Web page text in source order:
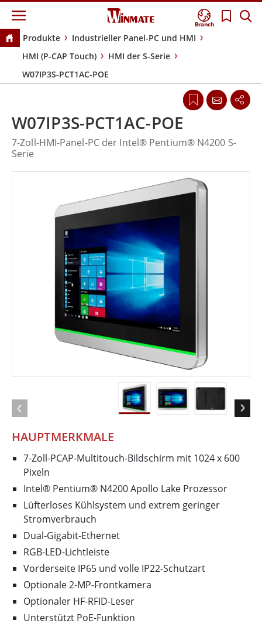
Branch
Produkte
Industrieller Panel-PC und HMI
HMI (P-CAP Touch)
HMI der S-Serie
W07IP3S-PCT1AC-POE
HAUPTMERKMALE
7-Zoll-PCAP-Multitouch-Bildschirm mit 1024 x 600
Pixeln
Intel® Pentium® N4200 Apollo Lake Prozessor
Lüfterloses Kühlsystem und extrem geringer
Stromverbrauch
Dual-Gigabit-Ethernet
RGB-LED-Lichtleiste
Vorderseite IP65 und volle IP22-Schutzart
Optionale 2-MP-Frontkamera
Optionaler HF-RFID-Leser
Unterstützt PoE-Funktion
W07IP3S-PCT1AC-POE
7-Zoll-HMI-Panel-PC der Intel® Pentium® N4200 S-
Serie